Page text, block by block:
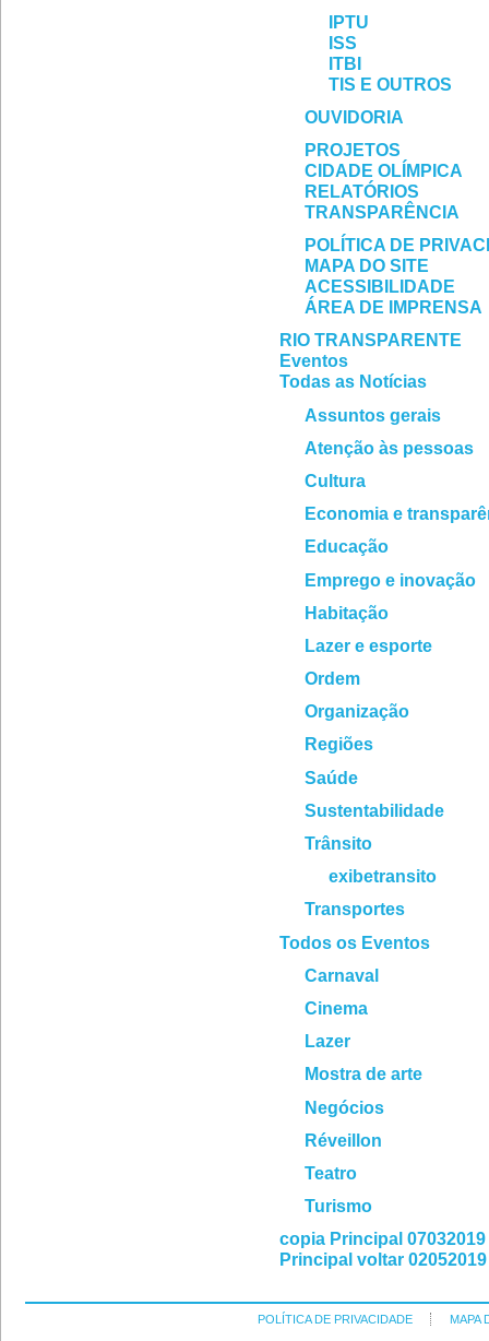
IPTU
ISS
ITBI
TIS E OUTROS
OUVIDORIA
PROJETOS
CIDADE OLÍMPICA
RELATÓRIOS
TRANSPARÊNCIA
POLÍTICA DE
MAPA DO SITE
ACESSIBILIDADE
ÁREA DE IMPRENSA
RIO TRANSPARENTE
Eventos
Todas as Notícias
Assuntos gerais
Atenção às pessoas
Cultura
Economia e
Educação
Emprego e inovação
Habitação
Lazer e esporte
Ordem
Organização
Regiões
Saúde
Sustentabilidade
Trânsito
exibetransito
Transportes
Todos os Eventos
Carnaval
Cinema
Lazer
Mostra de arte
Negócios
Réveillon
Teatro
Turismo
copia Principal 07032019
Principal voltar 02052019
POLÍTICA DE PRIVACIDADE MAPA